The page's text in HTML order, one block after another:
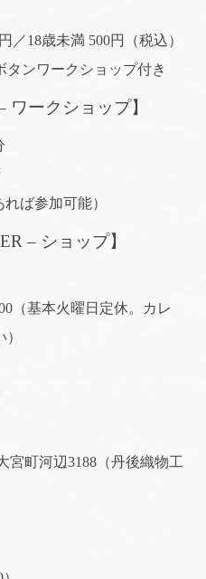
／18歳未満 500円（税込）
ンワークショップ付き
ワークショップ】
ば参加可能）
– ショップ】
（基本火曜日定休。カレ
宮町河辺3188（丹後織物工